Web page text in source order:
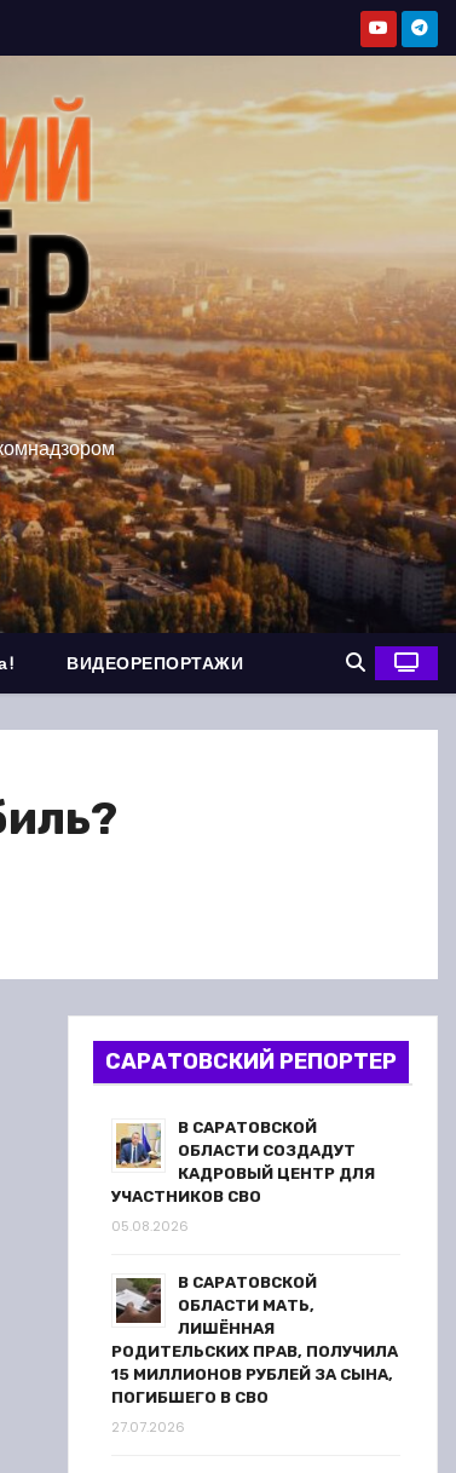
ВИДЕОРЕПОРТАЖИ
САРАТОВСКИЙ РЕПОРТЕР
В САРАТОВСКОЙ
ОБЛАСТИ СОЗДАДУТ
КАДРОВЫЙ ЦЕНТР ДЛЯ
УЧАСТНИКОВ СВО
05.08.2026
В САРАТОВСКОЙ
ОБЛАСТИ МАТЬ,
ЛИШЁННАЯ
РОДИТЕЛЬСКИХ ПРАВ, ПОЛУЧИЛА
15 МИЛЛИОНОВ РУБЛЕЙ ЗА СЫНА,
ПОГИБШЕГО В СВО
27.07.2026